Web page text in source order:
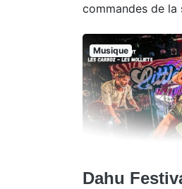
commandes de la
Musique
Dahu